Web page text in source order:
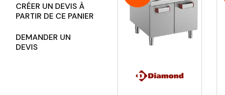
CRÉER UN DEVIS À
PARTIR DE CE PANIER
DEMANDER UN
DEVIS